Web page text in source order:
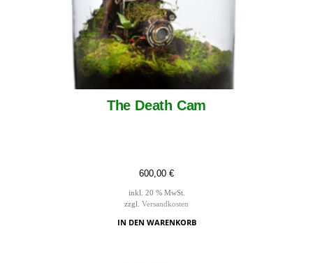
The Death Cam
600,00 €
inkl. 20 % MwSt.
zzgl. Versandkosten
IN DEN WARENKORB